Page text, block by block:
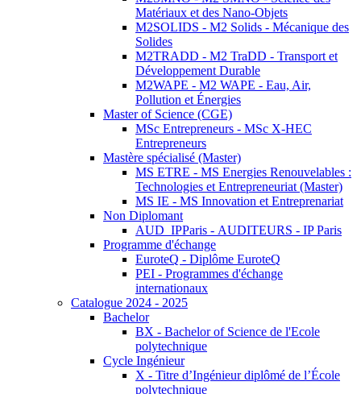
Matériaux et des Nano-Objets
M2SOLIDS - M2 Solids - Mécanique des
Solides
M2TRADD - M2 TraDD - Transport et
Développement Durable
M2WAPE - M2 WAPE - Eau, Air,
Pollution et Énergies
Master of Science (CGE)
MSc Entrepreneurs - MSc X-HEC
Entrepreneurs
Mastère spécialisé (Master)
MS ETRE - MS Energies Renouvelables :
Technologies et Entrepreneuriat (Master)
MS IE - MS Innovation et Entreprenariat
Non Diplomant
AUD_IPParis - AUDITEURS - IP Paris
Programme d'échange
EuroteQ - Diplôme EuroteQ
PEI - Programmes d'échange
internationaux
Catalogue 2024 - 2025
Bachelor
BX - Bachelor of Science de l'Ecole
polytechnique
Cycle Ingénieur
X - Titre d’Ingénieur diplômé de l’École
polytechnique